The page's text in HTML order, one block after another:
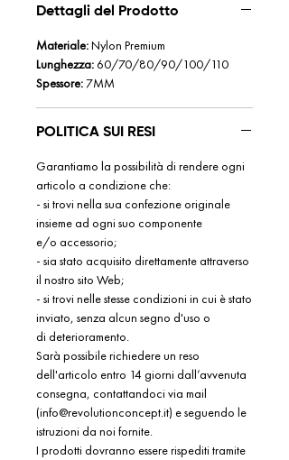
tue nuove performance sarà immediato.
Se ordinata insieme ad altri accessori,
questi ultimi verranno spediti appena
pronta la cintura personalizzata. Scorri
tra le immagini per scegliere la taglia
giusta e concordare la tua
Zero Compromessi: la Cintura WOD
E.Y.P. di Revolution Concept ti proietta
verso l'eccellenza nel sollevamento pesi!
NOTE: Prima di procedere alla
personalizzazione, assicurati di aver
preso bene le misure come indicato tra
le immagini del prodotto. Le cinture
personalizzate non possono essere
sostituite.
Dettagli del Prodotto
Materiale:Nylon Premium
Lunghezza: 60/70/80/90/100/110
Spessore: 7MM
POLITICA SUI RESI
Garantiamo la possibilità di rendere ogni
articolo a condizione che:
- si trovi nella sua confezione originale
insieme ad ogni suo componente
e/o accessorio;
- sia stato acquisito direttamente attraverso
il nostro sito Web;
- si trovi nelle stesse condizioni in cui è stato
inviato, senza alcun segno d'uso o
di deterioramento.
Sarà possibile richiedere un reso
dell'articolo entro 14 giorni dall’avvenuta
consegna, contattandoci via mail
(info@revolutionconcept.it) e seguendo le
istruzioni da noi fornite.
I prodotti dovranno essere rispediti tramite